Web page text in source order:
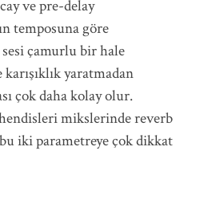
ve pre-delay
temposuna göre
sesi çamurlu bir hale
yaratmadan
çok daha kolay olur.
mikslerinde reverb
iki parametreye çok dikkat